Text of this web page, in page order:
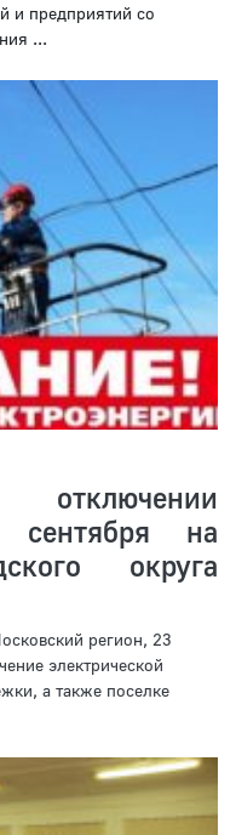
и предприятий со
...
сентября на
округа
регион, 23
электрической
а также поселке